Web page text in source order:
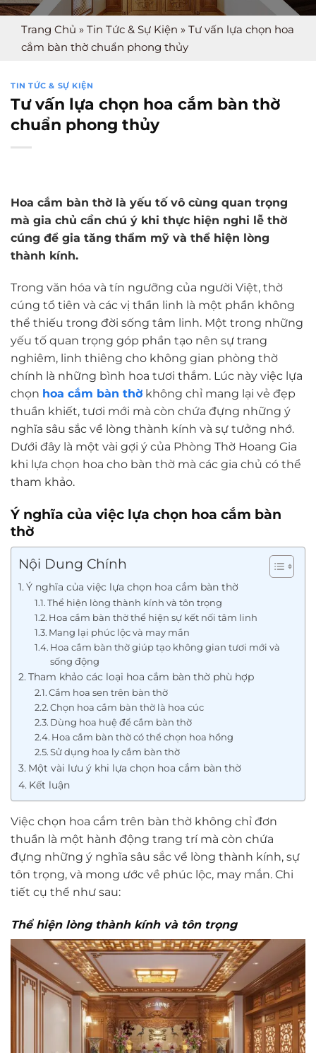
Trang Chủ » Tin Tức & Sự Kiện » Tư vấn lựa chọn hoa
cắm bàn thờ chuẩn phong thủy
TIN TỨC & SỰ KIỆN
Tư vấn lựa chọn hoa cắm bàn thờ
chuẩn phong thủy
Hoa cắm bàn thờ là yếu tố vô cùng quan trọng
mà gia chủ cần chú ý khi thực hiện nghi lễ thờ
cúng để gia tăng thẩm mỹ và thể hiện lòng
thành kính.
Trong văn hóa và tín ngưỡng của người Việt, thờ
cúng tổ tiên và các vị thần linh là một phần không
thể thiếu trong đời sống tâm linh. Một trong những
yếu tố quan trọng góp phần tạo nên sự trang
nghiêm, linh thiêng cho không gian phòng thờ
chính là những bình hoa tươi thắm. Lúc này việc lựa
chọn hoa cắm bàn thờ không chỉ mang lại vẻ đẹp
thuần khiết, tươi mới mà còn chứa đựng những ý
nghĩa sâu sắc về lòng thành kính và sự tưởng nhớ.
Dưới đây là một vài gợi ý của Phòng Thờ Hoang Gia
khi lựa chọn hoa cho bàn thờ mà các gia chủ có thể
tham khảo.
Ý nghĩa của việc lựa chọn hoa cắm bàn
thờ
Nội Dung Chính
Ý nghĩa của việc lựa chọn hoa cắm bàn thờ
Thể hiện lòng thành kính và tôn trọng
Hoa cắm bàn thờ thể hiện sự kết nối tâm linh
Mang lại phúc lộc và may mắn
Hoa cắm bàn thờ giúp tạo không gian tươi mới và
sống động
Tham khảo các loại hoa cắm bàn thờ phù hợp
Cắm hoa sen trên bàn thờ
Chọn hoa cắm bàn thờ là hoa cúc
Dùng hoa huệ để cắm bàn thờ
Hoa cắm bàn thờ có thể chọn hoa hồng
Sử dụng hoa ly cắm bàn thờ
Một vài lưu ý khi lựa chọn hoa cắm bàn thờ
Kết luận
Việc chọn hoa cắm trên bàn thờ không chỉ đơn
thuần là một hành động trang trí mà còn chứa
đựng những ý nghĩa sâu sắc về lòng thành kính, sự
tôn trọng, và mong ước về phúc lộc, may mắn. Chi
tiết cụ thể như sau:
Thể hiện lòng thành kính và tôn trọng